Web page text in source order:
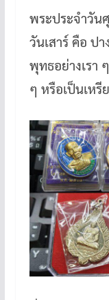
พระประจำวัน
วันเสาร์ คือ ป
พุทธอย่างเรา
ๆ หรือเป็นเห